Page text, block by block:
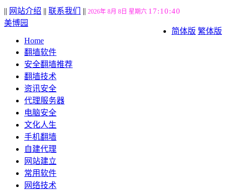
|| 网站介绍 || 联系我们 || 2026年 8月 8日 星期六 17:10:41
简体版 繁体版
美博园
Home
翻墙软件
安全翻墙推荐
翻墙技术
资讯安全
代理服务器
电脑安全
文化人生
手机翻墙
自建代理
网站建立
常用软件
网络技术